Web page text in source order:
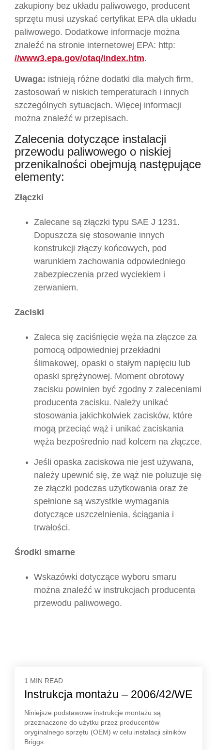
zakupiony bez układu paliwowego, producent
sprzętu musi uzyskać certyfikat EPA dla układu
paliwowego. Dodatkowe informacje można
znaleźć na stronie internetowej EPA: http:
//www3.epa.gov/otaq/index.htm.
Uwaga: istnieją różne dodatki dla małych firm,
zastosowań w niskich temperaturach i innych
szczególnych sytuacjach. Więcej informacji
można znaleźć w przepisach.
Zalecenia dotyczące instalacji
przewodu paliwowego o niskiej
przenikalności obejmują następujące
elementy:
Złączki
Zalecane są złączki typu SAE J 1231.
Dopuszcza się stosowanie innych
konstrukcji złączy końcowych, pod
warunkiem zachowania odpowiedniego
zabezpieczenia przed wyciekiem i
zerwaniem.
Zaciski
Zaleca się zaciśnięcie węża na złączce za
pomocą odpowiedniej przekładni
ślimakowej, opaski o stałym napięciu lub
opaski sprężynowej. Moment obrotowy
zacisku powinien być zgodny z zaleceniami
producenta zacisku. Należy unikać
stosowania jakichkolwiek zacisków, które
mogą przeciąć wąż i unikać zaciskania
węża bezpośrednio nad kolcem na złączce.
Jeśli opaska zaciskowa nie jest używana,
należy upewnić się, że wąż nie poluzuje się
ze złączki podczas użytkowania oraz że
spełnione są wszystkie wymagania
dotyczące uszczelnienia, ściągania i
trwałości.
Środki smarne
Wskazówki dotyczące wyboru smaru
można znaleźć w instrukcjach producenta
przewodu paliwowego.
1 MIN READ
Instrukcja montażu – 2006/42/WE
Niniejsze podstawowe instrukcje montażu są
przeznaczone do użytku przez producentów
oryginalnego sprzętu (OEM) w celu instalacji silników
Briggs...